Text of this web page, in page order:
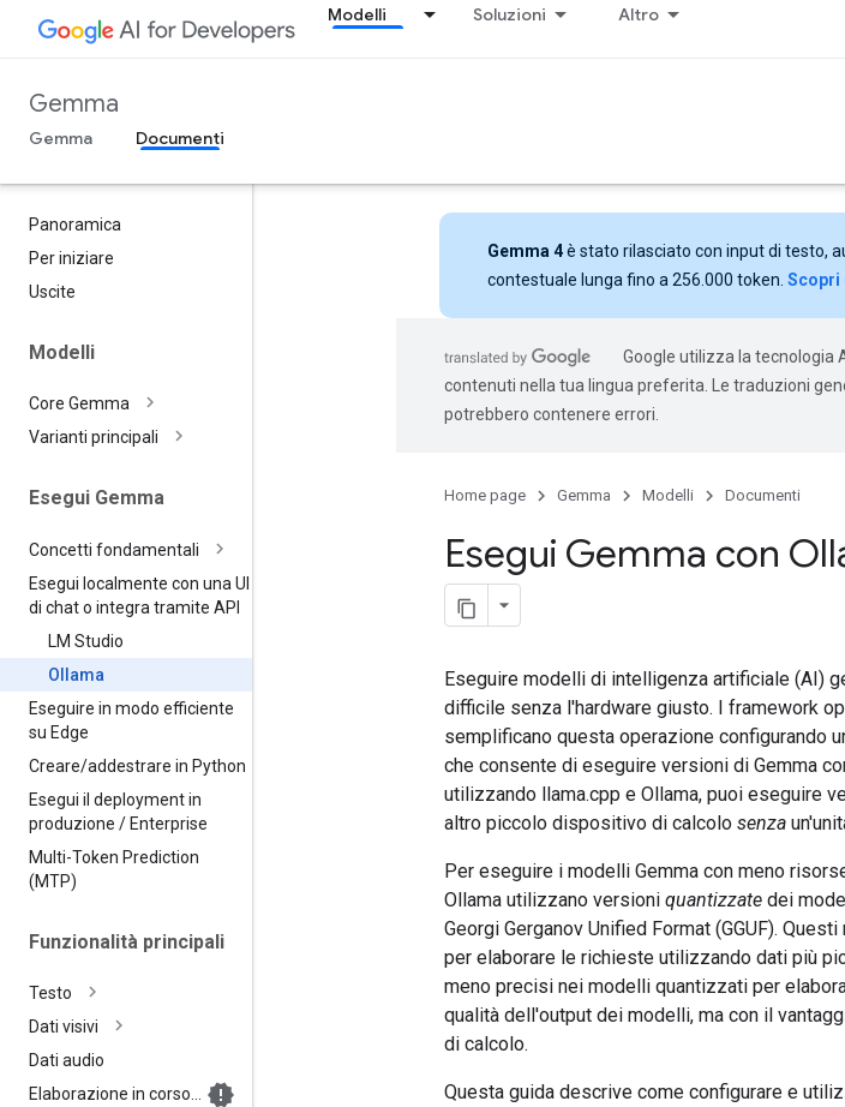
Modelli Soluzioni Altro
Gemma
Gemma Documenti
Panoramica
Per iniziare
Uscite
Modelli
Core Gemma
Varianti principali
Esegui Gemma
Concetti fondamentali
Esegui localmente con una UI
di chat o integra tramite API
LM Studio
Ollama
Eseguire in modo efficiente
su Edge
Creare/addestrare in Python
Esegui il deployment in
produzione / Enterprise
Multi-Token Prediction
(MTP)
Funzionalità principali
Testo
Dati visivi
Dati audio
Elaborazione in corso…
Gemma 4è stato rilasciato con input di testo,
contestuale lunga fino a 256.000 token. Scopri
Google utilizza la tecnologia
contenuti nella tua lingua preferita. Le traduzioni
potrebbero contenere errori.
Home page Gemma Modelli Documenti
Esegui Gemma con
Eseguire modelli di intelligenza artificiale (AI)
difficile senza l'hardware giusto. I framework
semplificano questa operazione configurando
che consente di eseguire versioni di Gemma
utilizzando llama.cpp e Ollama, puoi eseguire
altro piccolo dispositivo di calcolo senza
Per eseguire i modelli Gemma con meno
Ollama utilizzano versioni quantizzate dei
Georgi Gerganov Unified Format (GGUF).
per elaborare le richieste utilizzando dati più
meno precisi nei modelli quantizzati per
qualità dell'output dei modelli, ma con il
di calcolo.
Questa guida descrive come configurare e